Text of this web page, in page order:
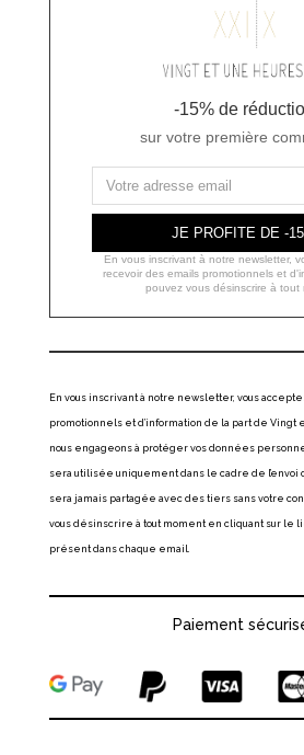
-15% de
sur votre première
JE PROFITE DE -
En vous inscrivant à notre newsletter,
recevoir des emails promotionnels et
pouvez vous désinscrire à tout
En vous inscrivant à notre newsletter, vous
promotionnels et d’information de la part de
nous engageons à protéger vos données
sera utilisée uniquement dans le cadre de
sera jamais partagée avec des tiers sans votre
vous désinscrire à tout moment en cliquant sur le
présent dans chaque email.
Paiement